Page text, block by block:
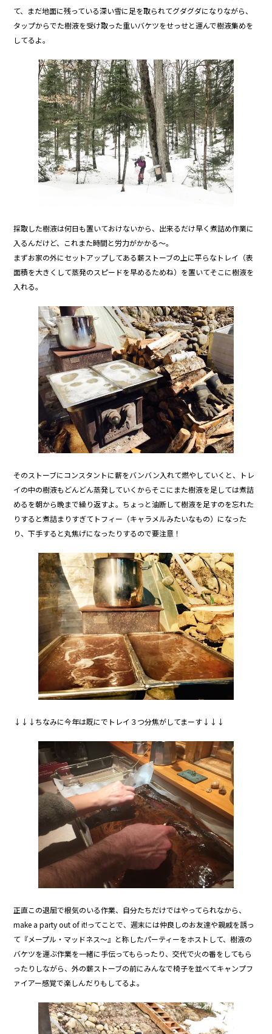
て、まだ地面に残っている深い雪に足を取られてグダグダになりながら、
タップからでた樹液を受け取った重いバケツをせっせと運んで樹液集めを
してるよ。
採取した樹液は何日も置いておけないから、出来るだけ早く煮詰め作業に
入るんだけど、これまた時間と労力がかかる～。
まずお家の外にセットアップしてある薪ストーブの上に平らなトレイ（表
面積を大きくして蒸発のスピードを早めるためね）を置いてそこに樹液を
入れる。
そのストーブにコンスタントに薪をバンバン入れて燃やしていくと、トレ
イの中の樹液もどんどん蒸発していくからそこにまた樹液を足しては煮詰
めるを朝から晩まで繰り返すよ。ちょっと油断して樹液を足すのを忘れた
りすると煮詰まりすぎてトフィー（キャラメルみたいなもの）になった
り、下手すると丸焦げになったりするので要注意！
↓↓↓ちなみに今年は既にでトレイ３つ分焦がしてまーす↓↓↓
正直この退屈で根気のいる作業、自分たちだけではやってられなから、
make a party out of it!ってことで、週末には仲良しのお友達や親戚を誘っ
て『メープル・マッドネス〜』と称したパーティーをホストして、樹液の
バケツを運ぶ作業を一緒に手伝ってもらったり、交代で火の番をしてもら
ったりしながら、外の薪ストーブの前にみんなで椅子を並べてキャンプフ
ァイアー感覚で楽しんだりもしてるよ。